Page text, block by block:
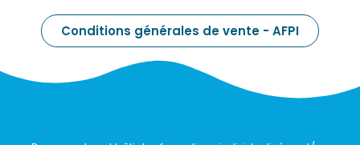
Conditions générales de vente - AFPI